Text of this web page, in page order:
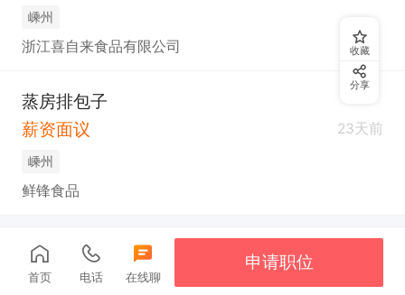
嵊州
浙江喜自来食品有限公司
蒸房排包子
薪资面议
23天前
嵊州
鲜锋食品
收藏
分享
首页 电话 在线聊
申请职位